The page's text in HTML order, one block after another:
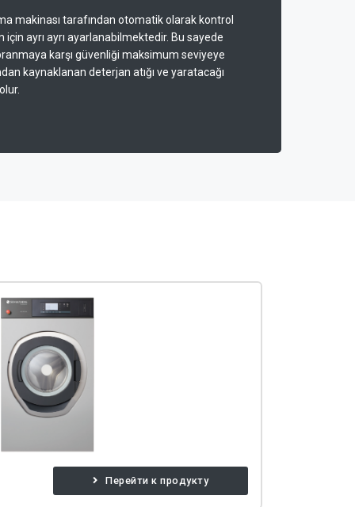
makinası tarafından otomatik olarak kontrol
ayrı ayrı ayarlanabilmektedir. Bu sayede
karşı güvenliği maksimum seviyeye
kaynaklanan deterjan atığı ve yaratacağı
Перейти к продукту